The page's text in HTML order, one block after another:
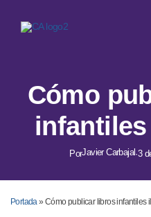
Cómo
PorJavier Carbajal·3
Portada»Cómo publicar libros infantiles